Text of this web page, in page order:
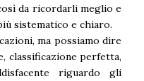
da ricordarli meglio e
sistematico e chiaro.
ma possiamo dire
classificazione perfetta,
riguardo gli